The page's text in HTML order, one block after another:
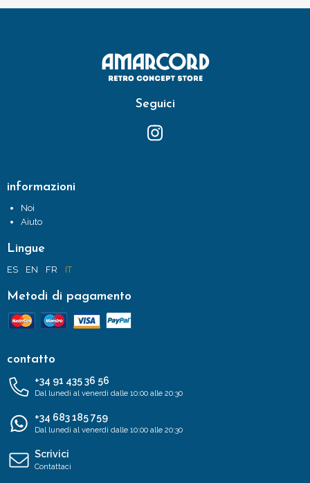
Seguici
informazioni
Noi
Aiuto
Lingue
ES EN FR IT
Metodi di pagamento
contatto
+34 91 435 36 56
Dal lunedì al venerdì dalle 10:00 alle 20:30
+34 683 185 759
Dal lunedì al venerdì dalle 10:00 alle 20:30
Scrivici
Contattaci